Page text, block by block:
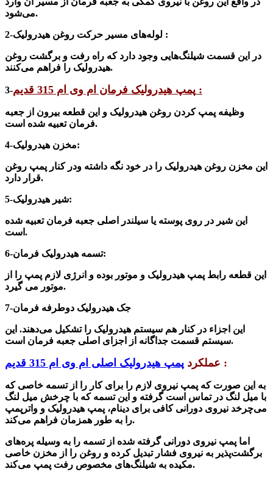
می‌شود.
2-لوله‌های مسیر حرکت روغن هیدرولیک :
در این قسمت شیلنگ‌هایی وجود دارد که راه رفت و برگشت روغن
هیدرولیک را فراهم می‌کنند.
3- پمپ هیدرولیک فرمان ام وی ام 315 قدیم :
وظیفه پمپ کردن روغن هیدرولیک و این قطعه بیرون از جعبه
فرمان تعبیه شده است.
4-مخزن هیدرولیک:
این مخزن روغن هیدرولیک را در خود نگه دا شته ودر کنار پمپ روغن
قرار دارد.
5-شیر هیدرولیک:
این شیر در روی پوسته یا سیلندر اصلی جعبه فرمان تعبیه شده
است.
6-تسمه هیدرولیک فرمان:
این قطعه رابط پمپ هیدرولیک و موتور بوده و انرژی لازم پمپ را از
موتور می گیرد.
7-جک هیدرولیک دوطرفه فرمان
این اجزاء در کنار هم سیستم هیدرولیک را تشکیل می‌دهند. این
سیستم قسمت جداگانه از اجزای اصلی جعبه فرمان است.
عملکرد پمپ هیدرولیک اصلی ام وی ام 315 قدیم :
به این صورت که پمپ نیروی لازم را برای کار را از تسمه خاصی که
با میل لنگ در تماس است گرفته و این تسمه که با چرخش میل لنگ
می‌چرخد نیروی دورانی کافی برای دینام، پمپ هیدرولیک و واترپمپ
را به طور همزمان فراهم می‌کند.
اما پمپ نیروی دورانی گرفته شده از تسمه را به وسیله پره‌های
برگشت‌پذیر به نیروی فشار تبدیل کرده و روغن را از مخزن خاصی
مکیده به شیلنگ‌های مخصوص رفت پمپ می‌کند.